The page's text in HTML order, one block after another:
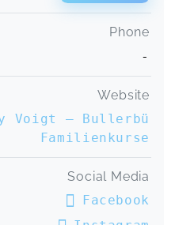
Andrea,
Art (vor allem
sorgt. Alles
fühlt sich total gut
Phone
-
Website
Voigt – Bullerbü
Familienkurse
Social Media
Facebook